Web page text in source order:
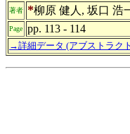
著者 *柳原 健人, 坂口 浩
Page pp. 113 - 114
→詳細データ (アブストラク